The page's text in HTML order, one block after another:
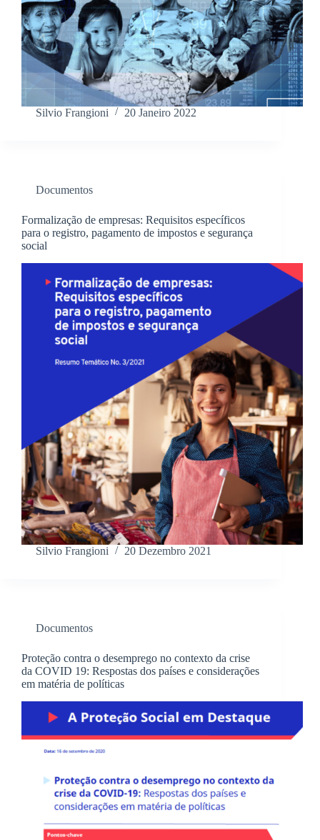
Silvio Frangioni 20 Janeiro 2022
Documentos
Formalização de empresas: Requisitos específicos
para o registro, pagamento de impostos e segurança
social
Silvio Frangioni 20 Dezembro 2021
Documentos
Proteção contra o desemprego no contexto da crise
da COVID 19: Respostas dos países e considerações
em matéria de políticas